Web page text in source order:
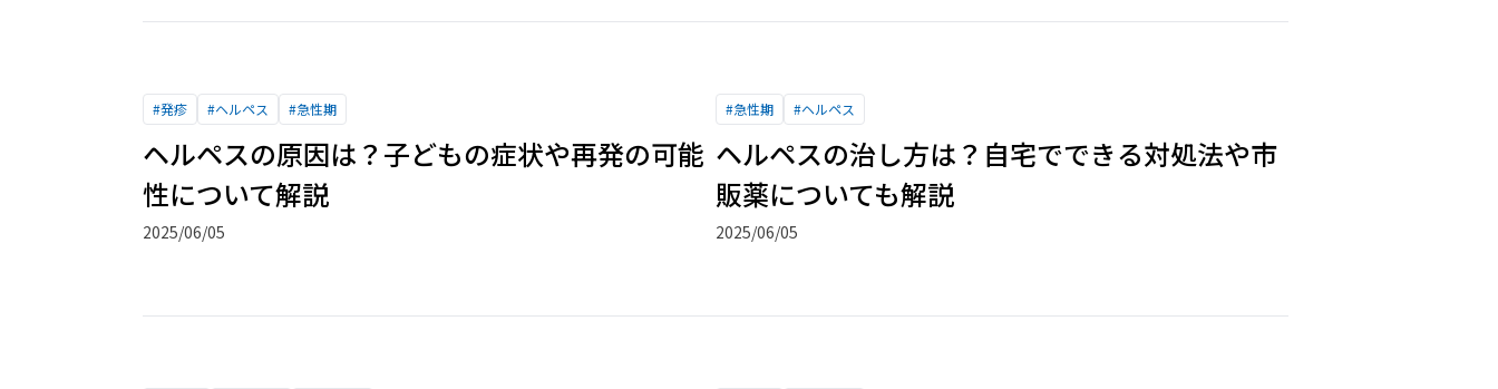
#発疹 #ヘルペス #急性期
ヘルペスの原因は？子どもの症状や再発の可能
性について解説
2025/06/05
#急性期 #ヘルペス
ヘルペスの治し方は？自宅でできる対処法や市
販薬についても解説
2025/06/05